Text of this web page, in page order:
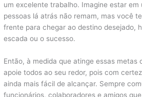
um excelente trabalho. Imagine estar em
pessoas lá atrás não remam, mas você
frente para chegar ao destino desejado,
escada ou o sucesso.
Então, à medida que atinge essas metas
apoie todos ao seu redor, pois com
ainda mais fácil de alcançar. Sempre
funcionários, colaboradores e amigos